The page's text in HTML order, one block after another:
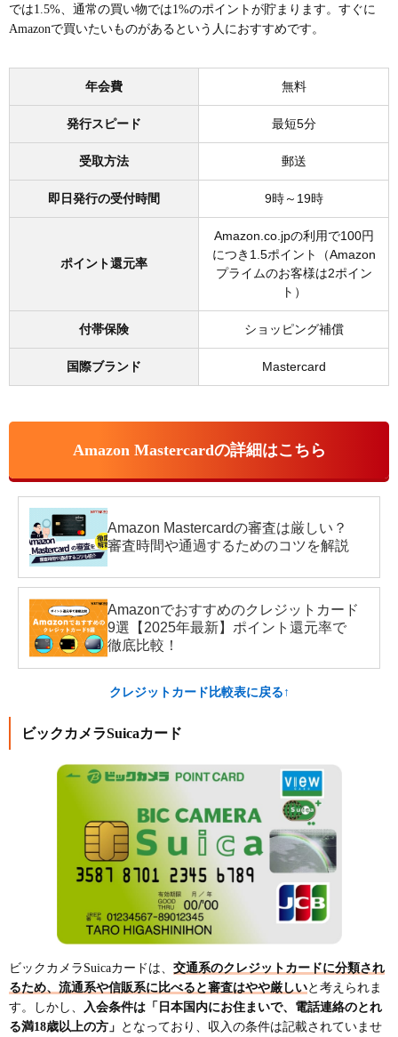
では1.5%、通常の買い物では1%のポイントが貯まります。すぐに
Amazonで買いたいものがあるという人におすすめです。
年会費 無料
発行スピード 最短5分
受取方法 郵送
即日発行の受付時間 9時～19時
ポイント還元率
Amazon.co.jpの利用で100円
につき1.5ポイント（Amazon
プライムのお客様は2ポイン
ト）
付帯保険 ショッピング補償
国際ブランド Mastercard
Amazon Mastercardの詳細はこちら
Amazon Mastercardの審査は厳しい？
審査時間や通過するためのコツを解説
Amazonでおすすめのクレジットカード
9選【2025年最新】ポイント還元率で
徹底比較！
クレジットカード比較表に戻る↑
ビックカメラSuicaカード
ビックカメラSuicaカードは、 交通系のクレジットカードに分類され
るため、流通系や信販系に比べると審査はやや厳しいと考えられま
す。しかし、
入会条件は「日本国内にお住まいで、電話連絡のとれ
る満18歳以上の方」 となっており、収入の条件は記載されていませ